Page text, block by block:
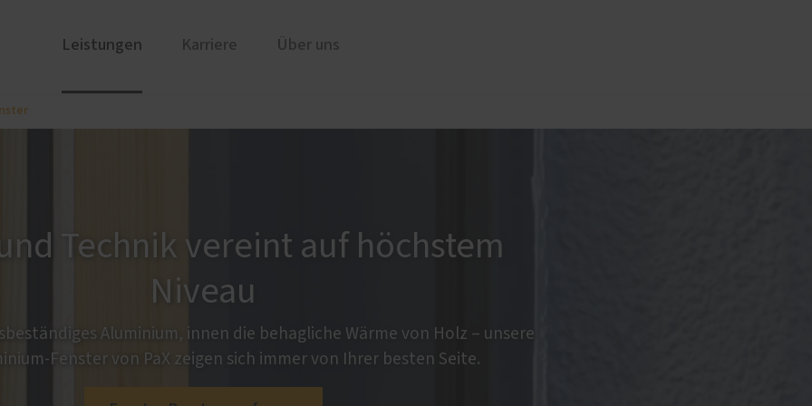
Leistungen
und Denkmal
PaX Balkon- & Terrassentüren
Falt-Schiebe-Türen
Sonnen- und Insektenschutz
Markisen
Service
Karriere Über uns
AGB
Technik vereint auf höchstem
Niveau
Aluminium, innen die behagliche Wärme von Holz – unsere
Fenster von PaX zeigen sich immer von Ihrer besten Seite.